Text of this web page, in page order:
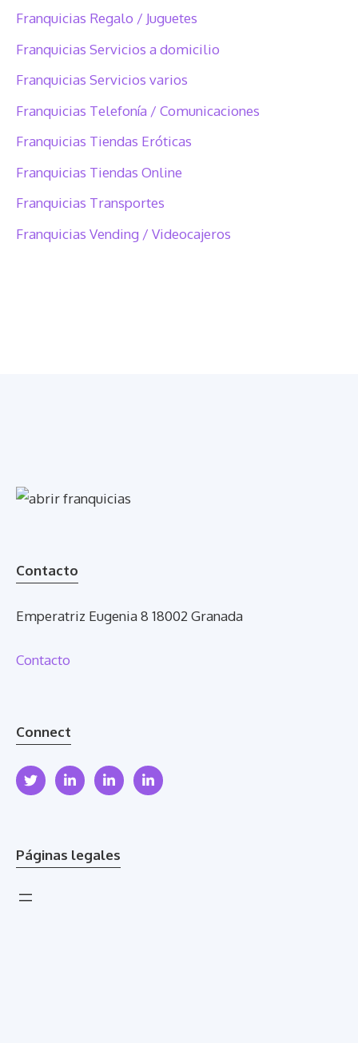
Franquicias Regalo / Juguetes
Franquicias Servicios a domicilio
Franquicias Servicios varios
Franquicias Telefonía / Comunicaciones
Franquicias Tiendas Eróticas
Franquicias Tiendas Online
Franquicias Transportes
Franquicias Vending / Videocajeros
Contacto
Emperatriz Eugenia 8 18002 Granada
Contacto
Connect
Páginas legales